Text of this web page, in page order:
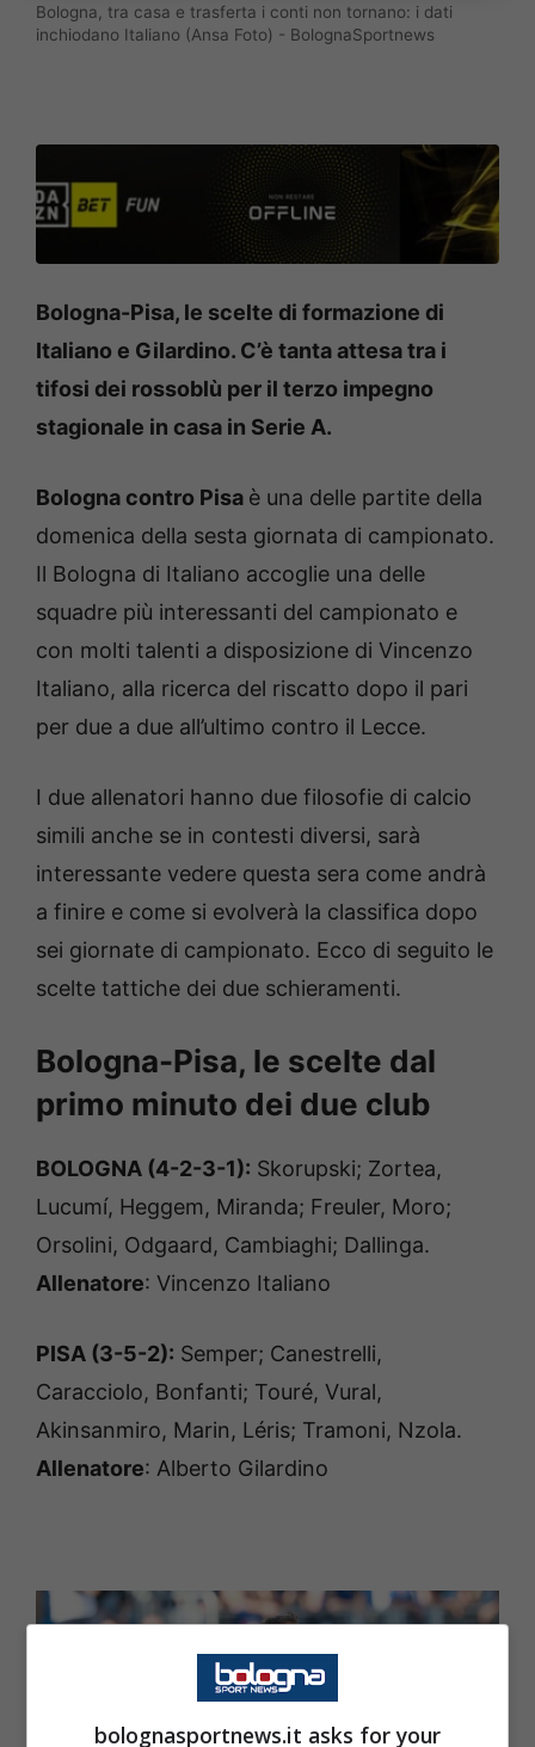
Bologna, tra casa e trasferta i conti non tornano: i dati
inchiodano Italiano (Ansa Foto) - BolognaSportnews
Bologna-Pisa, le scelte di formazione di
Italiano e Gilardino. C’è tanta attesa tra i
tifosi dei rossoblù per il terzo impegno
stagionale in casa in Serie A.
Bologna contro Pisa è una delle partite della
domenica della sesta giornata di campionato.
Il Bologna di Italiano accoglie una delle
squadre più interessanti del campionato e
con molti talenti a disposizione di Vincenzo
Italiano, alla ricerca del riscatto dopo il pari
per due a due all’ultimo contro il Lecce.
I due allenatori hanno due filosofie di calcio
simili anche se in contesti diversi, sarà
interessante vedere questa sera come andrà
a finire e come si evolverà la classifica dopo
sei giornate di campionato. Ecco di seguito le
scelte tattiche dei due schieramenti.
Bologna-Pisa, le scelte dal
primo minuto dei due club
BOLOGNA (4-2-3-1): Skorupski; Zortea,
Lucumí, Heggem, Miranda; Freuler, Moro;
Orsolini, Odgaard, Cambiaghi; Dallinga.
Allenatore: Vincenzo Italiano
PISA (3-5-2): Semper; Canestrelli,
Caracciolo, Bonfanti; Touré, Vural,
Akinsanmiro, Marin, Léris; Tramoni, Nzola.
Allenatore: Alberto Gilardino
bolognasportnews.it asks for your